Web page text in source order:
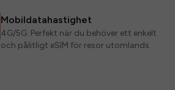
Mobildatahastighet
4G/5G. Perfekt när du behöver ett enkelt
och pålitligt eSIM för resor utomlands.